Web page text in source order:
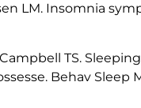
LM. Insomnia
TS.
Behav Sleep